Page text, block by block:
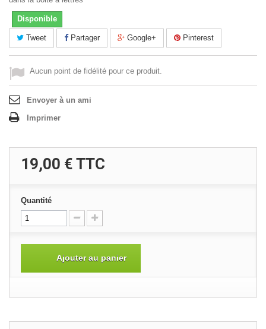
Disponible
Tweet Partager Google+ Pinterest
Aucun point de fidélité pour ce produit.
Envoyer à un ami
Imprimer
19,00 € TTC
Quantité
Ajouter au panier